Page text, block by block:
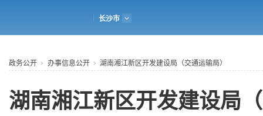
湖南政务服务网
长沙市
政务公开 办事信息公开 湖南湘江新区开发建设局（交通运输局）
湖南湘江新区开发建设局